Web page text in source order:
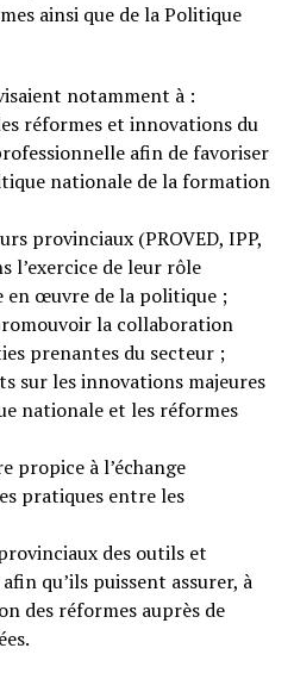
ainsi que de la Politique
notamment à :
réformes et innovations du
afin de favoriser
nationale de la formation
provinciaux (PROVED, IPP,
l’exercice de leur rôle
en œuvre de la politique ;
la collaboration
prenantes du secteur ;
sur les innovations majeures
nationale et les réformes
propice à l’échange
pratiques entre les
des outils et
qu’ils puissent assurer, à
des réformes auprès de